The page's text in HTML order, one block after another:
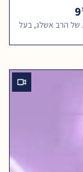
של הרב אשלג, בעל